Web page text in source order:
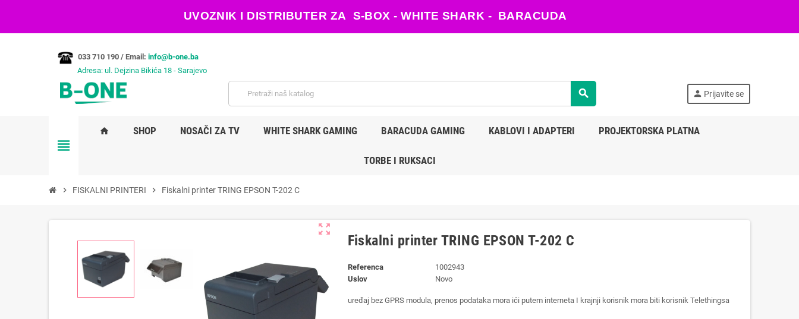
UVOZNIK I DISTRIBUTER ZA S-BOX - WHITE SHARK - BARACUDA
033 710 190 / Email: info@b-one.ba
Adresa: ul. Dejzina Bikića 18 - Sarajevo
search person Prijavite se
view_headline
home SHOP NOSAČI ZA TV WHITE SHARK GAMING BARACUDA GAMING KABLOVI I ADAPTERI PROJEKTORSKA PLATNA
TORBE I RUKSACI
chevron_right FISKALNI PRINTERI chevron_right Fiskalni printer TRING EPSON T-202 C
zoom_out_map
Fiskalni printer TRING EPSON T-202 C
Referenca
1002943
Uslov
Novo
uređaj bez GPRS modula, prenos podataka mora ići putem interneta I krajnji korisnik mora biti korisnik Telethingsa